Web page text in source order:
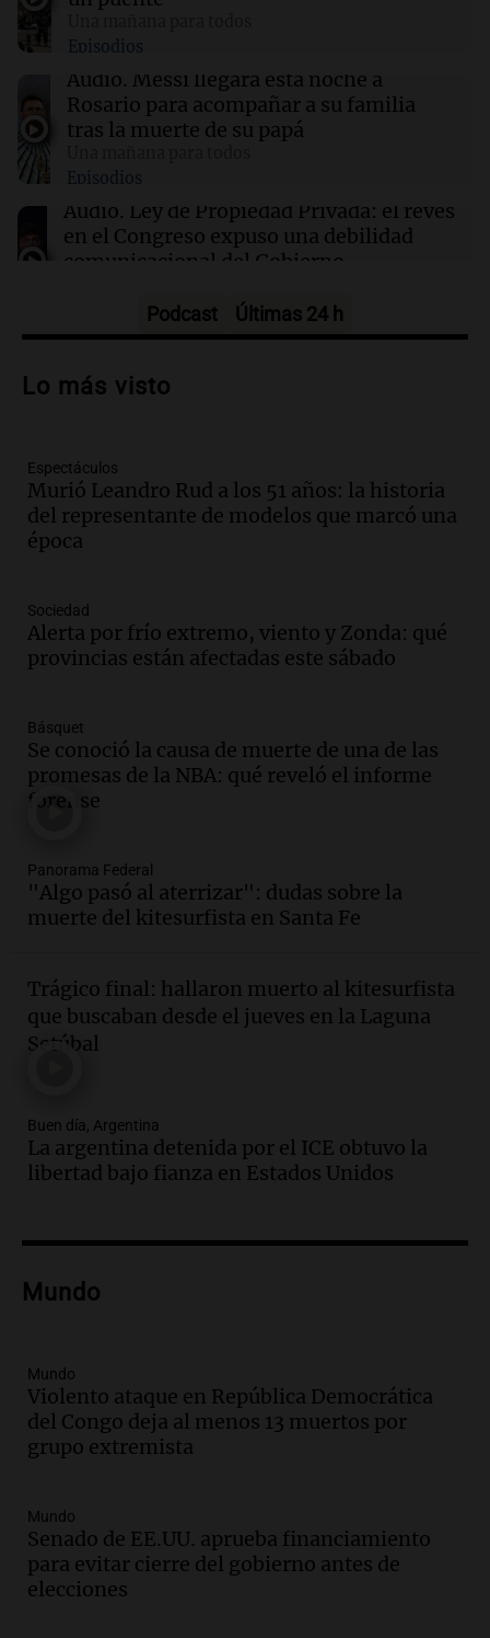
tras la muerte de Jorge Messi
13:31 Una mañana para todos
Messi llegará esta noche a Rosario para
acompañar a su familia tras la muerte de su
papá
13:20 Sociedad
“Jorge hizo todo bien”: el mensaje de Chiqui
Tapia tras la muerte del padre de Messi
Episodios
Audio. Messi llegará esta noche a
Rosario para acompañar a su familia
tras la muerte de su papá
Episodios
Audio. Ley de Propiedad Privada: el revés
en el Congreso expuso una debilidad
comunicacional del Gobierno
Audio.Casabindo se prepara para una
tradicional Toreo de la Vincha
Audio.
"Tres hombres se lo llevaron para
hacerle preguntas y nunca regresó"
Una mañana para todos
Audio.
metros del río Suquía y retiraron hasta
800 kilos de basura por jornada
Audio.La historia de la servilleta que
firmó Jorge Messi para el primer
contrato de Leo con Barcelona
Una mañana para todos
Audio.Joan Gaspart: "Sin Jorge, no sé si
Messi hubiera llegado adonde llegó"
Una mañana para todos
Audio.El orgullo y el sueño argentino de
Jorge Messi en una entrevista con Rony
Vargas en 2007
Audio.El abuelo de Agostina Vega, tras
las nuevas detenciones: "En esa casa
todos tenían algo que ver"
del desayuno ideal: qué alimentos
Audio. Murió Jorge Messi
Una mañana para todos
Audio.
Mateo, a los 25 años, lucha
contra el tiempo: necesita un trasplante
para poder seguir viviend
Una mañana para todos
Podcast Últimas 24 h
Lo más visto
Espectáculos
Murió Leandro Rud a los 51 años: la historia
del representante de modelos que marcó una
época
Sociedad
Alerta por frío extremo, viento y Zonda: qué
provincias están afectadas este sábado
Básquet
Se conoció la causa de muerte de una de las
promesas de la NBA: qué reveló el informe
forense
Panorama Federal
"Algo pasó al aterrizar": dudas sobre la
muerte del kitesurfista en Santa Fe
Trágico final: hallaron muerto al kitesurfista
que buscaban desde el jueves en la Laguna
Setúbal
Buen día, Argentina
La argentina detenida por el ICE obtuvo la
libertad bajo fianza en Estados Unidos
Mundo
Mundo
Violento ataque en República Democrática
del Congo deja al menos 13 muertos por
grupo extremista
Mundo
Senado de EE.UU. aprueba financiamiento
para evitar cierre del gobierno antes de
elecciones